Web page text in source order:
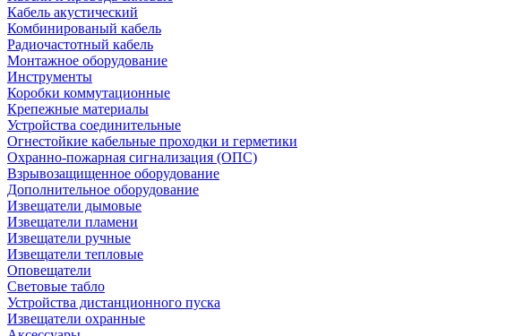
Кабель акустический
Комбинированый кабель
Радиочастотный кабель
Монтажное оборудование
Инструменты
Коробки коммутационные
Крепежные материалы
Устройства соединительные
Огнестойкие кабельные проходки и герметики
Охранно-пожарная сигнализация (ОПС)
Взрывозащищенное оборудование
Дополнительное оборудование
Извещатели дымовые
Извещатели пламени
Извещатели ручные
Извещатели тепловые
Оповещатели
Световые табло
Устройства дистанционного пуска
Извещатели охранные